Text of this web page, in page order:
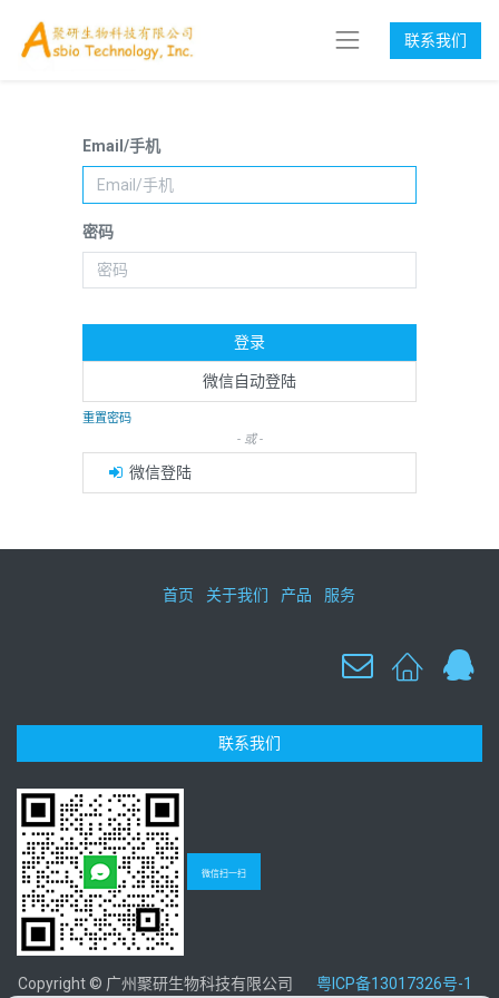
联系我们
Email/手机
密码
登录
微信自动登陆
重置密码
- 或 -
微信登陆
首页 关于我们 产品 服务
联系我们
微信扫一扫
Copyright © 广州聚研生物科技有限公司 粤ICP备13017326号-1